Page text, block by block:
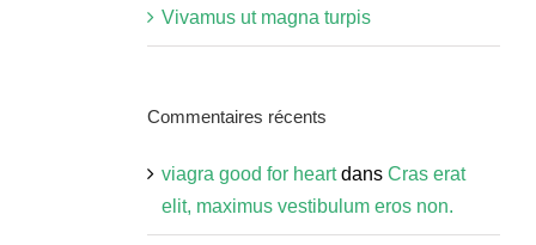
Vivamus ut magna turpis
Commentaires récents
viagra good for heartdans Cras erat
elit, maximus vestibulum eros non.